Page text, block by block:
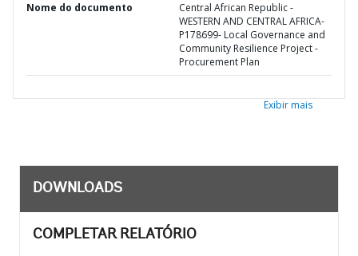
Nome do documento
Central African Republic -
WESTERN AND CENTRAL AFRICA-
P178699- Local Governance and
Community Resilience Project -
Procurement Plan
Exibir mais
DOWNLOADS
COMPLETAR RELATÓRIO